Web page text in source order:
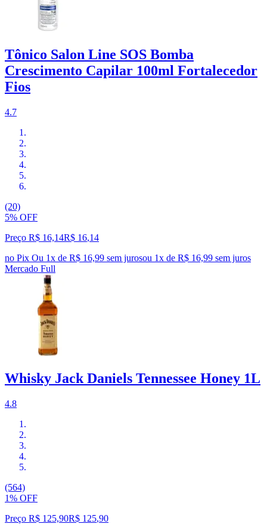
Tônico Salon Line SOS Bomba
Crescimento Capilar 100ml Fortalecedor
Fios
4.7
(20)
5% OFF
Preço R$ 16,14R$ 16,14
no Pix Ou 1x de R$ 16,99 sem jurosou 1x de R$ 16,99 sem juros
Mercado Full
Whisky Jack Daniels Tennessee Honey 1L
4.8
(564)
1% OFF
Preço R$ 125,90R$ 125,90